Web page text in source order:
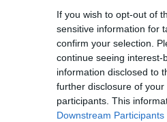
If you wish to opt-out of
sensitive information for
confirm your selection.
continue seeing
information disclosed to
further disclosure of your
participants. This
Downstream Participants